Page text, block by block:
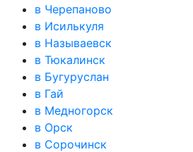
в Черепаново
в Исилькуля
в Называевск
в Тюкалинск
в Бугуруслан
в Гай
в Медногорск
в Орск
в Сорочинск